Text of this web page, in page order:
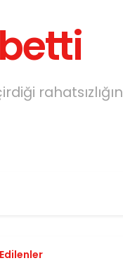
rahatsızlığın